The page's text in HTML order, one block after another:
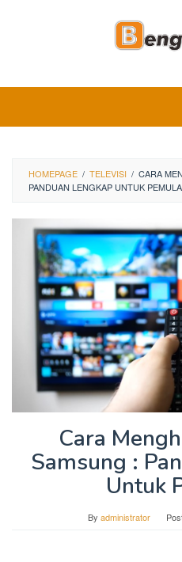
HOMEPAGE / TELEVISI / CARA
PANDUAN LENGKAP UNTUK PEMULA
Cara
Samsung :
Untuk
By administrator